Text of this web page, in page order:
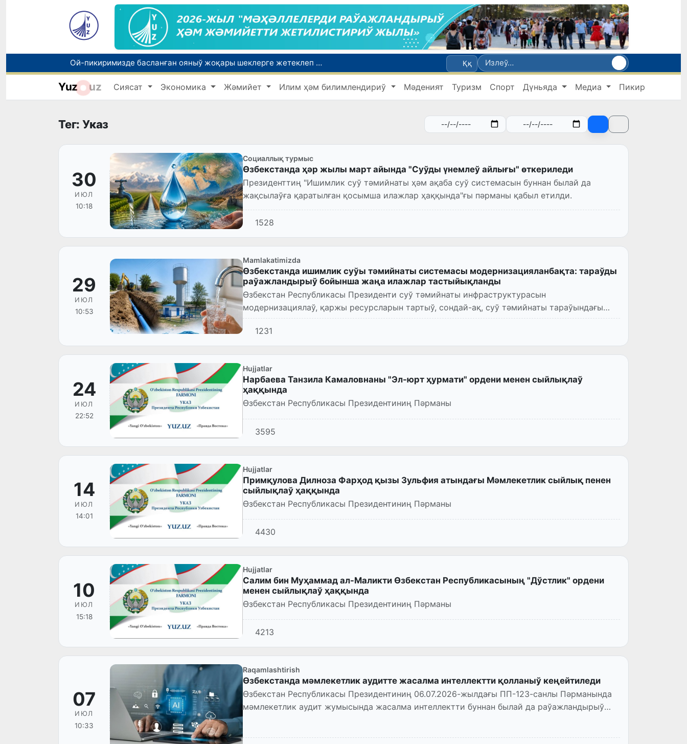
Ой-пикиримизде басланған ояныў жоқары шеклерге жетеклеп атыр
Өзбекстан мал гөши импортын арттырды: Ҳиндстан ҳәм Беларусь тийкарғы жеткерип бериўшилерге айланды
Өзбекстан ўәкиллери көркем гимнастика бойынша жәҳән чемпионатында қатнасады
Ққ
Yuz uz Сиясат Экономика Жәмийет Илим ҳәм билимлендириў Мәденият Туризм Спорт Дүньяда Медиа Пикир
Тег: Указ
30
ИЮЛ
10:18
Социаллық турмыс
Өзбекстанда ҳәр жылы март айында "Суўды үнемлеў айлығы" өткериледи
Президенттиң "Ишимлик суў тәмийнаты ҳәм ақаба суў системасын буннан былай да
жақсылаўға қаратылған қосымша илажлар ҳаққында"ғы пәрманы қабыл етилди.
1528
29
ИЮЛ
10:53
Mamlakatimizda
Өзбекстанда ишимлик суўы тәмийнаты системасы модернизацияланбақта: тараўды
раўажландырыў бойынша жаңа илажлар тастыйықланды
Өзбекстан Республикасы Президенти суў тәмийнаты инфраструктурасын
модернизациялаў, қаржы ресурсларын тартыў, сондай-ақ, суў тәмийнаты тараўындағы
жумысларды қайта шөлкемлестириўге...
1231
24
ИЮЛ
22:52
Hujjatlar
Нарбаева Танзила Камаловнаны "Эл-юрт ҳурмати" ордени менен сыйлықлаў
ҳаққында
Өзбекстан Республикасы Президентиниң Пәрманы
3595
14
ИЮЛ
14:01
Hujjatlar
Примқулова Дилноза Фарҳод қызы Зульфия атындағы Мәмлекетлик сыйлық пенен
сыйлықлаў ҳаққында
Өзбекстан Республикасы Президентиниң Пәрманы
4430
10
ИЮЛ
15:18
Hujjatlar
Салим бин Муҳаммад ал-Маликти Өзбекстан Республикасының "Дўстлик" ордени
менен сыйлықлаў ҳаққында
Өзбекстан Республикасы Президентиниң Пәрманы
4213
07
ИЮЛ
10:33
Raqamlashtirish
Өзбекстанда мәмлекетлик аудитте жасалма интеллектти қолланыў кеңейтиледи
Өзбекстан Республикасы Президентиниң 06.07.2026-жылдағы ПП-123-санлы Пәрманында
мәмлекетлик аудит жумысында жасалма интеллектти буннан былай да раўажландырыў